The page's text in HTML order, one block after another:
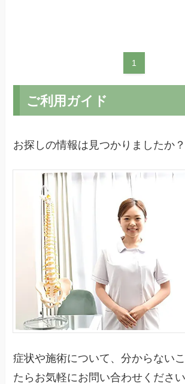
1
ご利用ガイド
お探しの情報は見つかりましたか？
症状や施術について、分からない
たらお気軽にお問い合わせください